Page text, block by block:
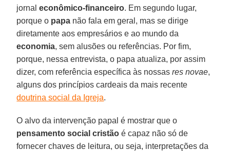
jornaleconômico-financeiro. Em segundo lugar,
porque o papa não fala em geral, mas se dirige
diretamente aos empresários e ao mundo da
economia, sem alusões ou referências. Por fim,
porque, nessa entrevista, o papa atualiza, por assim
dizer, com referência específica às nossasres novae,
alguns dos princípios cardeais da mais recente
doutrina social da Igreja.
O alvo da intervenção papal é mostrar que o
pensamento social cristão é capaz não só de
fornecer chaves de leitura, ou seja, interpretações da